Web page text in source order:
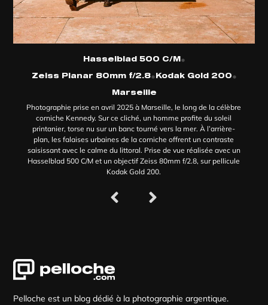
Hasselblad 500 C/M•
Zeiss Planar 80mm f/2.8•Kodak Gold 200•
Marseille
Photographie prise en avril 2025 à Marseille, le long de la célèbre
corniche Kennedy. Sur ce cliché, un homme profite du soleil
printanier, torse nu sur un banc tourné vers la mer. À l’arrière-
plan, les falaises urbaines de la corniche offrent un contraste
saisissant avec le calme du littoral. Prise de vue réalisée avec un
Hasselblad 500 C/M et un objectif Zeiss 80mm f/2.8, sur pellicule
Kodak Gold 200.
Pelloche est un blog dédié à la photographie argentique.